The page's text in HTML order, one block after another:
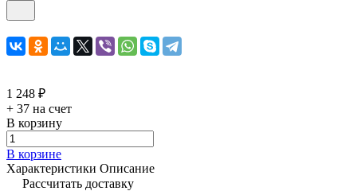
1 248 ₽
+ 37 на счет
В корзину
В корзине
Характеристики Описание
Рассчитать доставку